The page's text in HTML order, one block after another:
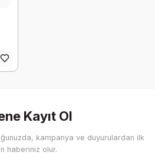
Kayıt Ol
kampanya ve duyurulardan ilk
haberiniz olur.